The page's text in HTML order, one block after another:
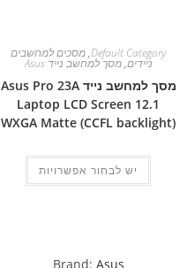
Default Category
,מסכים למחשבים
ניידים,מסך למחשב נייד Asus
מסך למחשב נייד Asus Pro 23A
Laptop LCD Screen 12.1
WXGA Matte (CCFL backlight)
יש לבחור אפשרויות
Brand: Asus